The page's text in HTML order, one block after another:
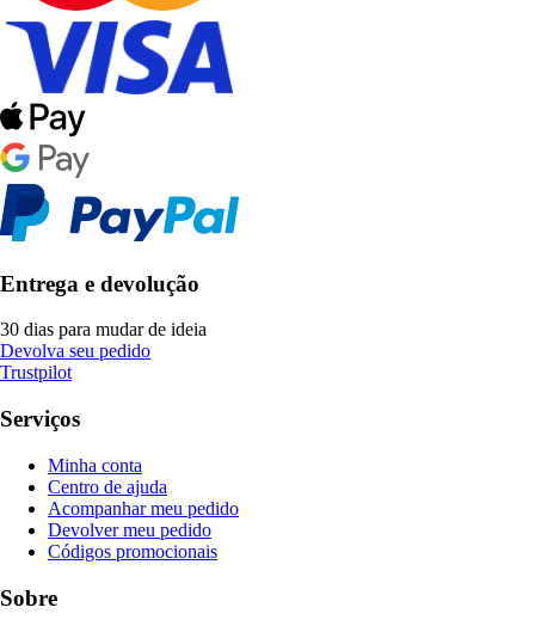
Entrega e devolução
30 dias para mudar de ideia
Devolva seu pedido
Trustpilot
Serviços
Minha conta
Centro de ajuda
Acompanhar meu pedido
Devolver meu pedido
Códigos promocionais
Sobre